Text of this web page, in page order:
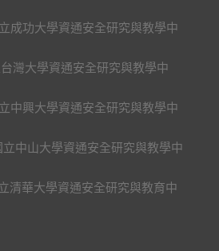
成功大學資通安全研究與教學中
灣大學資通安全研究與教學中
中興大學資通安全研究與教學中
立中山大學資通安全研究與教學中
清華大學資通安全研究與教育中